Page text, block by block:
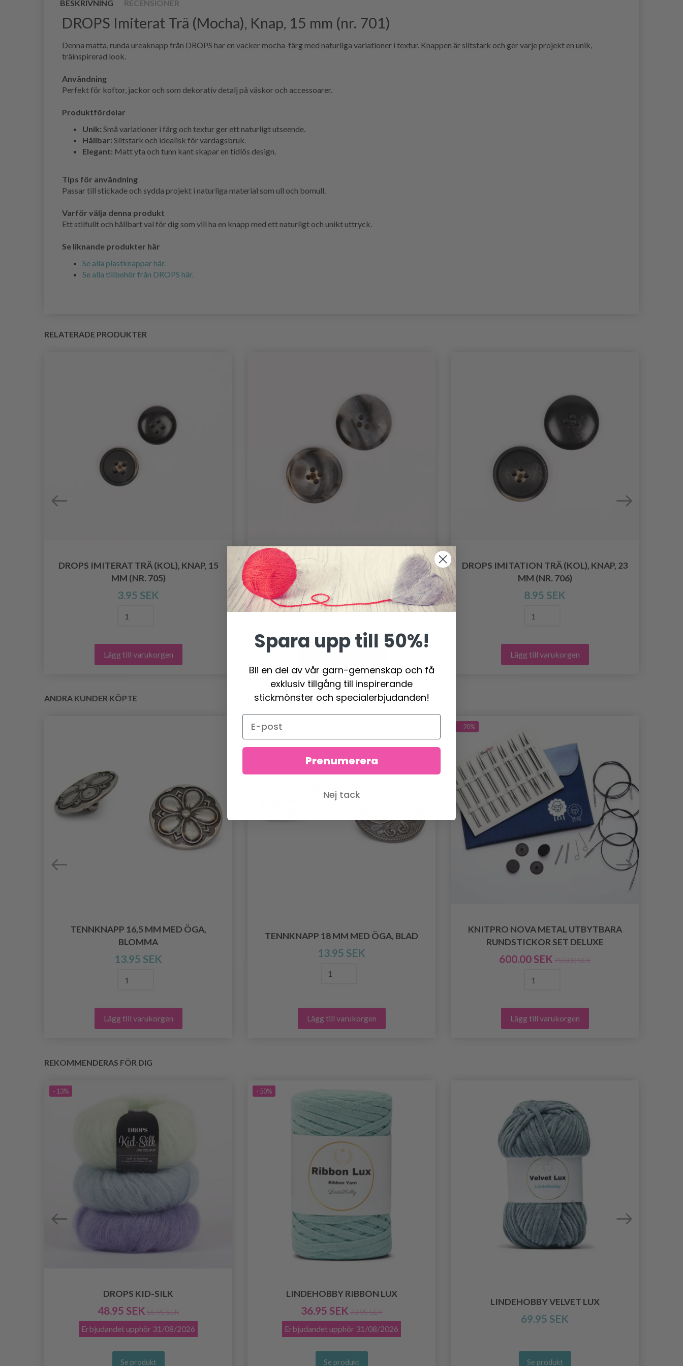
BESKRIVNING RECENSIONER
DROPS Imiterat Trä (Mocha), Knap, 15 mm (nr. 701)
Denna matta, runda ureaknapp från DROPS har en vacker mocha-färg med naturliga variationer i textur. Knappen är slitstark och ger varje projekt en unik,
träinspirerad look.
Användning
Perfekt för koftor, jackor och som dekorativ detalj på väskor och accessoarer.
Produktfördelar
Unik: Små variationer i färg och textur ger ett naturligt utseende.
Hållbar: Slitstark och idealisk för vardagsbruk.
Elegant: Matt yta och tunn kant skapar en tidlös design.
Tips för användning
Passar till stickade och sydda projekt i naturliga material som ull och bomull.
Varför välja denna produkt
Ett stilfullt och hållbart val för dig som vill ha en knapp med ett naturligt och unikt uttryck.
Se liknande produkter här
Se alla plastknappar här.
Se alla tillbehör från DROPS här.
RELATERADE PRODUKTER
DROPS IMITERAT TRÄ (KOL), KNAP, 15
MM (NR. 705)
3.95 SEK
Lägg till varukorgen
DROPS IMITERAT TRÄ (MOCHA), KNAP,
23 MM (NR. 702)
8.95 SEK
Lägg till varukorgen
DROPS IMITATION TRÄ (KOL), KNAP, 23
MM (NR. 706)
8.95 SEK
Lägg till varukorgen
ANDRA KUNDER KÖPTE
TENNKNAPP 16,5 MM MED ÖGA,
BLOMMA
13.95 SEK
Lägg till varukorgen
TENNKNAPP 18 MM MED ÖGA, BLAD
13.95 SEK
Lägg till varukorgen
- 20%
KNITPRO NOVA METAL UTBYTBARA
RUNDSTICKOR SET DELUXE
600.00 SEK 750.00 SEK
Lägg till varukorgen
REKOMMENDERAS FÖR DIG
- 13%
DROPS KID-SILK
48.95 SEK 55.95 SEK
Erbjudandet upphör 31/08/2026
Se produkt
- 50%
LINDEHOBBY RIBBON LUX
36.95 SEK 73.95 SEK
Erbjudandet upphör 31/08/2026
Se produkt
LINDEHOBBY VELVET LUX
69.95 SEK
Se produkt
Spara upp till 50%!
Bli en del av vår garn-gemenskap och få
exklusiv tillgång till inspirerande
stickmönster och specialerbjudanden!
Prenumerera
Nej tack